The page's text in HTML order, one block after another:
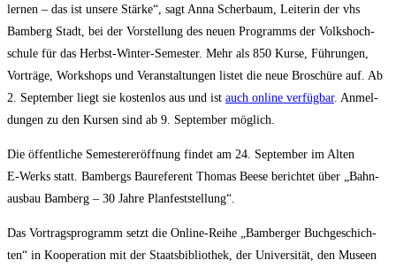
ler­nen – das ist unse­re Stär­ke“, sagt Anna Scher­baum, Lei­te­rin der vhs
Bam­berg Stadt, bei der Vor­stel­lung des neu­en Pro­gramms der Volks­hoch­
schu­le für das Herbst-Win­ter-Semes­ter. Mehr als 850 Kur­se, Füh­run­gen,
Vor­trä­ge, Work­shops und Ver­an­stal­tun­gen lis­tet die neue Bro­schü­re auf. Ab
2. Sep­tem­ber liegt sie kos­ten­los aus und ist auch online ver­füg­bar. Anmel­
dun­gen zu den Kur­sen sind ab 9. Sep­tem­ber möglich.
Die öffent­li­che Semes­ter­eröff­nung fin­det am 24. Sep­tem­ber im Alten
E‑Werks statt. Bam­bergs Bau­re­fe­rent Tho­mas Bee­se berich­tet über „Bahn­
aus­bau Bam­berg – 30 Jah­re Planfeststellung“.
Das Vor­trags­pro­gramm setzt die Online-Rei­he „Bam­ber­ger Buch­ge­schich­
ten“ in Koope­ra­ti­on mit der Staats­bi­blio­thek, der Uni­ver­si­tät, den Muse­en